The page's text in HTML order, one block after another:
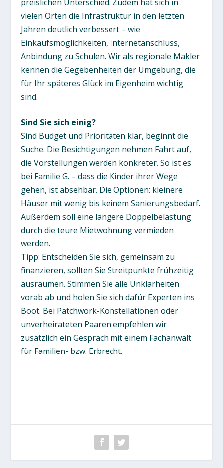
preislichen Unterschied. Zudem hat sich in
vielen Orten die Infrastruktur in den letzten
Jahren deutlich verbessert – wie
Einkaufsmöglichkeiten, Internetanschluss,
Anbindung zu Schulen. Wir als regionale Makler
kennen die Gegebenheiten der Umgebung, die
für Ihr späteres Glück im Eigenheim wichtig
sind.
Sind Sie sich einig?
Sind Budget und Prioritäten klar, beginnt die
Suche. Die Besichtigungen nehmen Fahrt auf,
die Vorstellungen werden konkreter. So ist es
bei Familie G. – dass die Kinder ihrer Wege
gehen, ist absehbar. Die Optionen: kleinere
Häuser mit wenig bis keinem Sanierungsbedarf.
Außerdem soll eine längere Doppelbelastung
durch die teure Mietwohnung vermieden
werden.
Tipp: Entscheiden Sie sich, gemeinsam zu
finanzieren, sollten Sie Streitpunkte frühzeitig
ausräumen. Stimmen Sie alle Unklarheiten
vorab ab und holen Sie sich dafür Experten ins
Boot. Bei Patchwork-Konstellationen oder
unverheirateten Paaren empfehlen wir
zusätzlich ein Gespräch mit einem Fachanwalt
für Familien- bzw. Erbrecht.